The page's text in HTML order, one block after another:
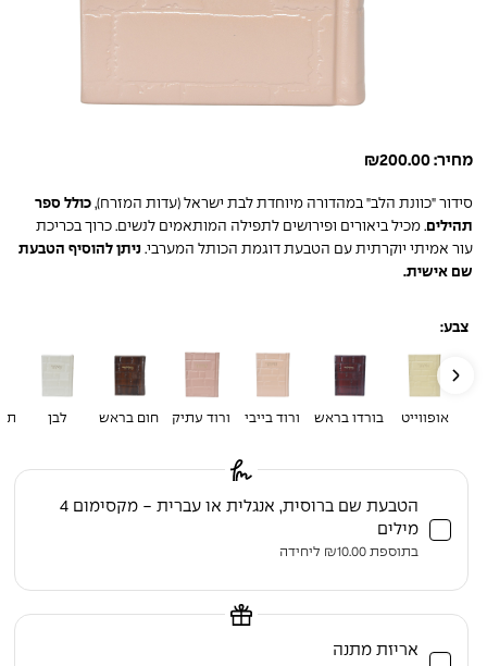
מחיר: ₪200.00
סידור "כוונת הלב" במהדורה מיוחדת לבת ישראל (עדות המזרח), כולל ספר
תהילים. מכיל ביאורים ופירושים לתפילה המותאמים לנשים. כרוך בכריכת
עור אמיתי יוקרתית עם הטבעת דוגמת הכותל המערבי. ניתן להוסיף הטבעת
שם אישית.
צבע:
אופווייט בורדו בראש ורוד בייבי ורוד עתיק חום בראש לבן
הטבעת שם ברוסית, אנגלית או עברית - מקסימום 4
מילים
בתוספת ₪10.00 ליחידה
אריזת מתנה